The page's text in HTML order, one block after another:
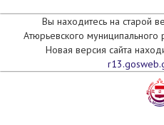
Вы находитесь на старой
Атюрьевского
Новая версия сайта